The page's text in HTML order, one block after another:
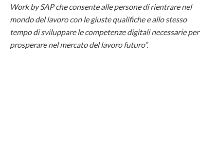
Work by SAP che consente alle persone di rientrare nel
mondo del lavoro con le giuste qualifiche e allo stesso
tempo di sviluppare le competenze digitali necessarie per
prosperare nel mercato del lavoro futuro”.